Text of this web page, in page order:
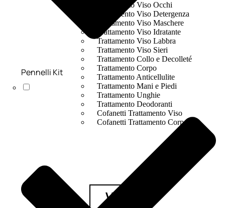
Trattamento Viso Occhi
Trattamento Viso Detergenza
Trattamento Viso Maschere
Trattamento Viso Idratante
Trattamento Viso Labbra
Trattamento Viso Sieri
Trattamento Collo e Decolleté
Trattamento Corpo
Trattamento Anticellulite
Trattamento Mani e Piedi
Trattamento Unghie
Trattamento Deodoranti
Cofanetti Trattamento Viso
Cofanetti Trattamento Corpo
Viso
Pennelli Kit